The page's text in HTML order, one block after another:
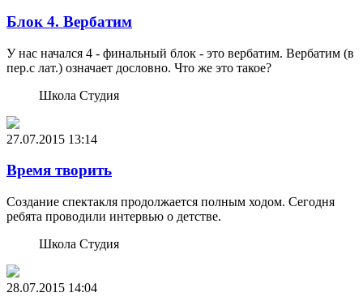
Блок 4. Вербатим
У нас начался 4 - финальный блок - это вербатим. Вербатим (в
пер.с лат.) означает дословно. Что же это такое?
Школа Студия
27.07.2015 13:14
Время творить
Создание спектакля продолжается полным ходом. Сегодня
ребята проводили интервью о детстве.
Школа Студия
28.07.2015 14:04